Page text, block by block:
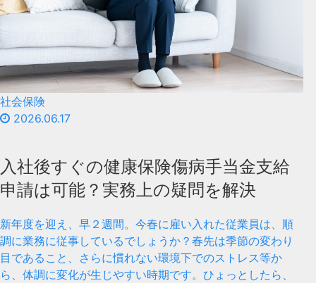
社会保険
2026.06.17
入社後すぐの健康保険傷病手当金支給
申請は可能？実務上の疑問を解決
新年度を迎え、早２週間。今春に雇い入れた従業員は、順
調に業務に従事しているでしょうか？春先は季節の変わり
目であること、さらに慣れない環境下でのストレス等か
ら、体調に変化が生じやすい時期です。ひょっとしたら、